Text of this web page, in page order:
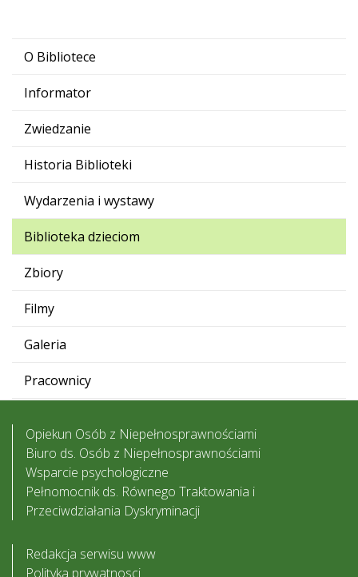
O Bibliotece
Informator
Zwiedzanie
Historia Biblioteki
Wydarzenia i wystawy
Biblioteka dzieciom
Zbiory
Filmy
Galeria
Pracownicy
Opiekun Osób z Niepełnosprawnościami
Biuro ds. Osób z Niepełnosprawnościami
Wsparcie psychologiczne
Pełnomocnik ds. Równego Traktowania i
Przeciwdziałania Dyskryminacji
Redakcja serwisu www
Polityka prywatnosci